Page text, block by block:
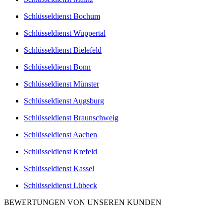
Schlüsseldienst Bochum
Schlüsseldienst Wuppertal
Schlüsseldienst Bielefeld
Schlüsseldienst Bonn
Schlüsseldienst Münster
Schlüsseldienst Augsburg
Schlüsseldienst Braunschweig
Schlüsseldienst Aachen
Schlüsseldienst Krefeld
Schlüsseldienst Kassel
Schlüsseldienst Lübeck
BEWERTUNGEN VON UNSEREN KUNDEN